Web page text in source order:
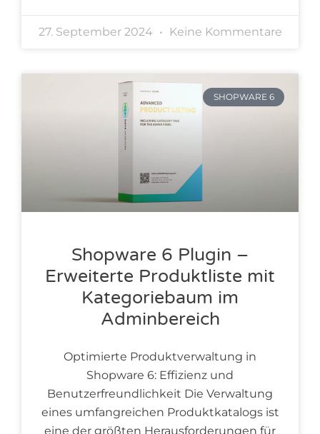
27. September 2024 Keine Kommentare
SHOPWARE 6
Shopware 6 Plugin –
Erweiterte Produktliste mit
Kategoriebaum im
Adminbereich
Optimierte Produktverwaltung in
Shopware 6: Effizienz und
Benutzerfreundlichkeit Die Verwaltung
eines umfangreichen Produktkatalogs ist
eine der größten Herausforderungen für